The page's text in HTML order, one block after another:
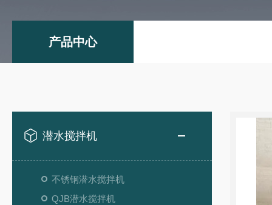
产品中心
潜水搅拌机
不锈钢潜水搅拌机
QJB潜水搅拌机